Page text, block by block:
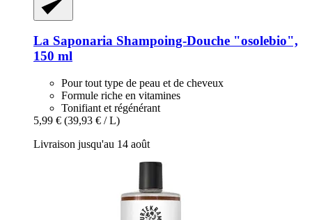
La Saponaria Shampoing-​Douche "osolebio",
150 ml
Pour tout type de peau et de cheveux
Formule riche en vitamines
Tonifiant et régénérant
5,99 € (39,93 € / L)
Livraison jusqu'au 14 août